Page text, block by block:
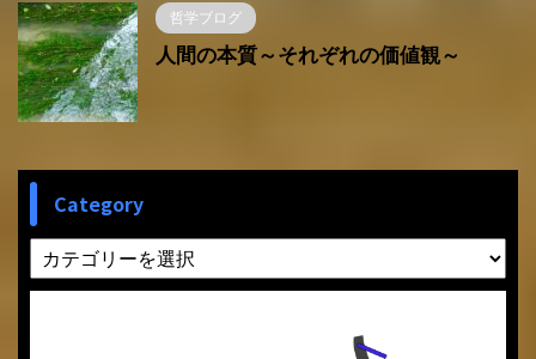
哲学ブログ
人間の本質～それぞれの価値観～
Category